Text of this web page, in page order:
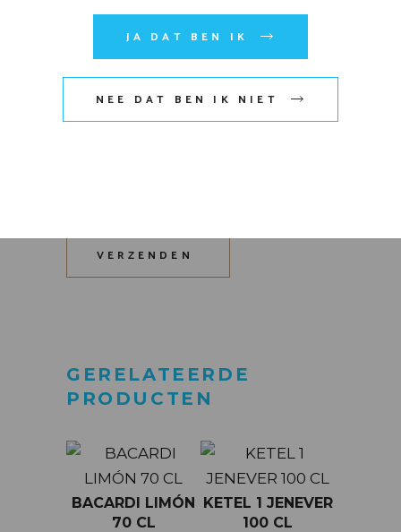
JA DAT BEN IK
NEE DAT BEN IK NIET
Mijn naam, e-mail en site
VERZENDEN
GERELATEERDE
PRODUCTEN
BACARDI LIMÓN
70 CL
KETEL 1 JENEVER
100 CL